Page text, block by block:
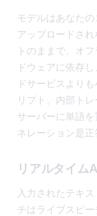
モデルはあなた
アップロードさ
トのままで、オ
ドウェアに依存
ドサービスより
リプト、内部ト
サーバーに単語
ネレーション是正
リアルタイム
入力されたテキ
チはライブスピ